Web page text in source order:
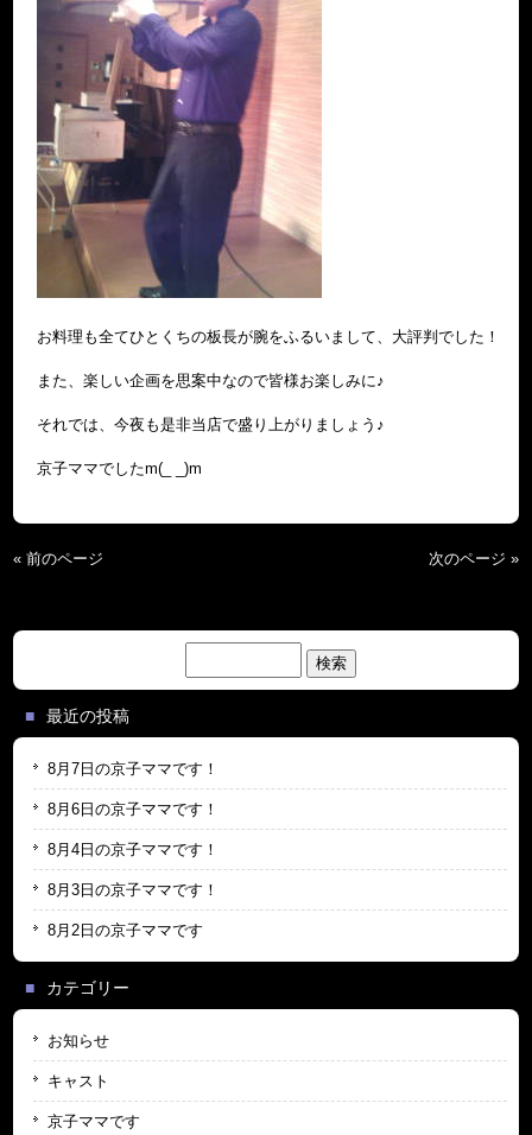
お料理も全てひとくちの板長が腕をふるいまして、大評判でした！
また、楽しい企画を思案中なので皆様お楽しみに♪
それでは、今夜も是非当店で盛り上がりましょう♪
京子ママでしたm(_ _)m
« 前のページ 次のページ »
索:
最近の投稿
8月7日の京子ママです！
8月6日の京子ママです！
8月4日の京子ママです！
8月3日の京子ママです！
8月2日の京子ママです
カテゴリー
お知らせ
キャスト
京子ママです